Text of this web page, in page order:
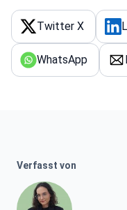
behandeln zu lassen.
viel Erfolg und
hervorheben.
Erfolg und
zukünftigen
Twitter X
WhatsApp
Verfasst von